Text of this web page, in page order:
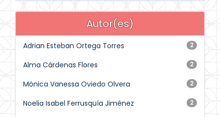
Autor(es)
2
Adrian Esteban Ortega Torres
2
Alma Cárdenas Flores
2
Mónica Vanessa Oviedo Olvera
2
Noelia Isabel Ferrusquía Jiménez